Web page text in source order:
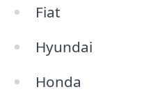
Fiat
Hyundai
Honda